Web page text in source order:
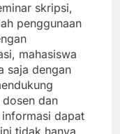
skripsi,
penggunaan
mahasiswa
saja dengan
dan
dapat